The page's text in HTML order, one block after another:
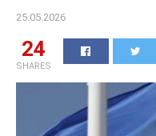
25.05.2026
24
SHARES